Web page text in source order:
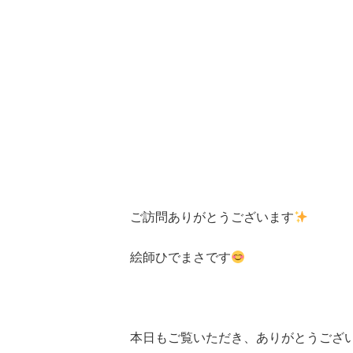
ご訪問ありがとうございます
絵師ひでまさです
本日もご覧いただき、ありがとうござ